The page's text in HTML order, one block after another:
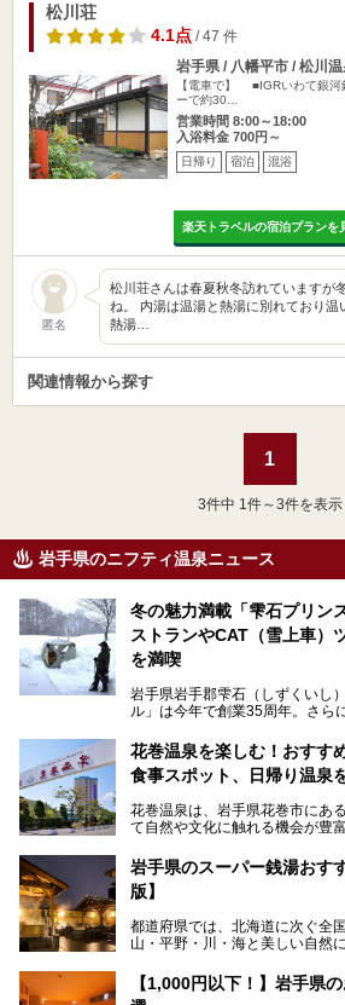
松川荘
4.1点/ 47 件
岩手県 / 八幡平市 / 松川温
【電車で】 ■IGRいわて銀河
ーで約30…
営業時間 8:00～18:00
入浴料金 700円～
日帰り 宿泊 混浴
楽天トラベルの宿泊プランを
匿名
松川荘さんは春夏秋冬訪れていますが
ね。 内湯は温湯と熱湯に別れており温
熱湯…
関連情報から探す
1
3件中 1件～3件を表示
岩手県のニフティ温泉ニュース
冬の魅力満載「雫石プリン
ストランやCAT（雪上車）
を満喫
岩手県岩手郡雫石（しずくいし
ル」は今年で創業35周年。さら
の後"）の充実をはかり、テーマ
（新星）で「SNØVA（スノー
喫できるパウダースノーの雫石
ンスホテル」にお出かけして楽
───
提供元：株式会社西武・プリン
この記事は雫石プリンスホテル
花巻温泉を楽しむ！おすす
食事スポット、日帰り温泉
花巻温泉は、岩手県花巻市にあ
て自然や文化に触れる機会が豊
この記事では、花巻温泉の魅力
観光スポット・味わい深い食事
花巻温泉での日常を忘れられる
岩手県のスーパー銭湯おす
版】
都道府県では、北海道に次ぐ全
山・平野・川・海と美しい自然
三陸の魚介類などの岩手グルメ
大自然に囲まれた岩手県には、
【1,000円以下！】岩手県